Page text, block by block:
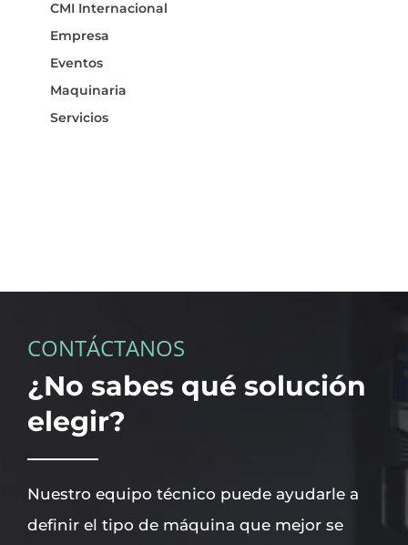
CMI Internacional
Empresa
Eventos
Maquinaria
Servicios
CONTÁCTANOS
¿No sabes qué solución
elegir?
Nuestro equipo técnico puede ayudarle a
definir el tipo de máquina que mejor se